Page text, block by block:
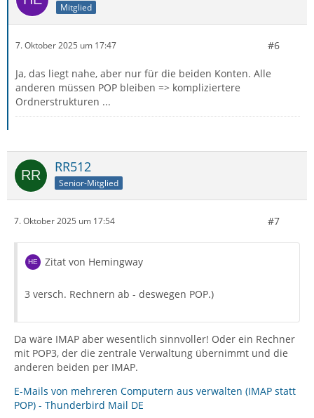
Mitglied
7. Oktober 2025 um 17:47 #6
Ja, das liegt nahe, aber nur für die beiden Konten. Alle
anderen müssen POP bleiben => kompliziertere
Ordnerstrukturen ...
RR512
Senior-Mitglied
7. Oktober 2025 um 17:54 #7
Zitat von Hemingway
3 versch. Rechnern ab - deswegen POP.)
Da wäre IMAP aber wesentlich sinnvoller! Oder ein Rechner
mit POP3, der die zentrale Verwaltung übernimmt und die
anderen beiden per IMAP.
E-Mails von mehreren Computern aus verwalten (IMAP statt
POP) - Thunderbird Mail DE